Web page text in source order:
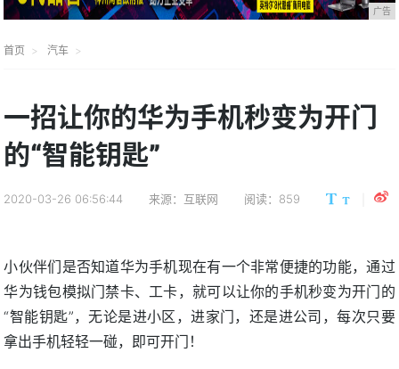
广告
首页 汽车
一招让你的华为手机秒变为开门
的“智能钥匙”
2020-03-26 06:56:44 来源：互联网 阅读：859
小伙伴们是否知道华为手机现在有一个非常便捷的功能，通过
华为钱包模拟门禁卡、工卡，就可以让你的手机秒变为开门的
“智能钥匙”，无论是进小区，进家门，还是进公司，每次只要
拿出手机轻轻一碰，即可开门！